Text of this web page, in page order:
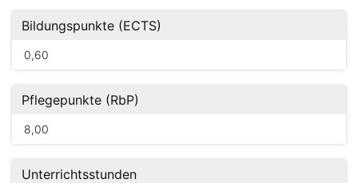
Bildungspunkte (ECTS)
0,60
Pflegepunkte (RbP)
8,00
Unterrichtsstunden